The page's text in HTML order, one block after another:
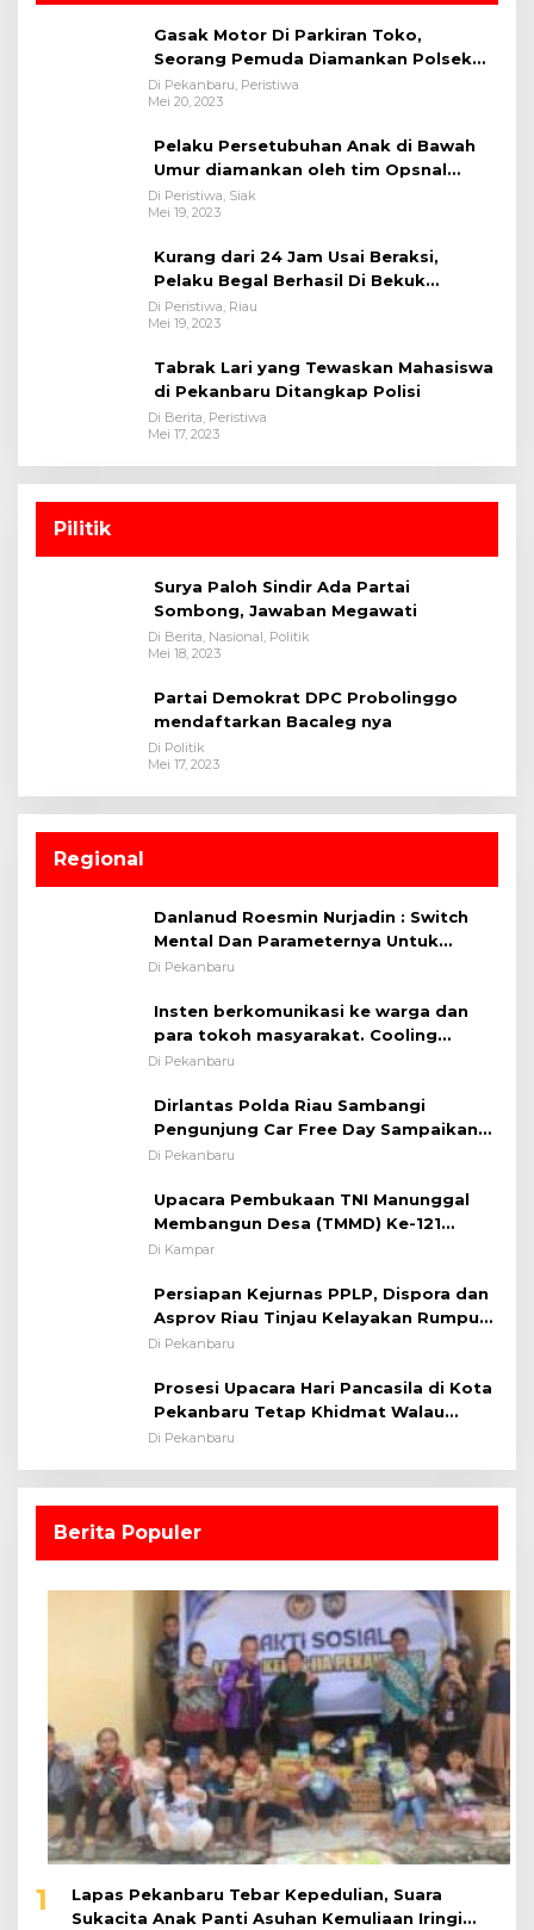
Gasak Motor Di Parkiran Toko,
Seorang Pemuda Diamankan Polsek
Bukit Raya
Di Pekanbaru, Peristiwa
Mei 20, 2023
Pelaku Persetubuhan Anak di Bawah
Umur diamankan oleh tim Opsnal
Polsek Tualang-Polres Siak-Polda Riau
Di Peristiwa, Siak
Mei 19, 2023
Kurang dari 24 Jam Usai Beraksi,
Pelaku Begal Berhasil Di Bekuk
Satreskrim Polres Kuansing
Di Peristiwa, Riau
Mei 19, 2023
Tabrak Lari yang Tewaskan Mahasiswa
di Pekanbaru Ditangkap Polisi
Di Berita, Peristiwa
Mei 17, 2023
Pilitik
Surya Paloh Sindir Ada Partai
Sombong, Jawaban Megawati
Di Berita, Nasional, Politik
Mei 18, 2023
Partai Demokrat DPC Probolinggo
mendaftarkan Bacaleg nya
Di Politik
Mei 17, 2023
Regional
Danlanud Roesmin Nurjadin : Switch
Mental Dan Parameternya Untuk
Melaksanakan ✈
Di Pekanbaru
Insten berkomunikasi ke warga dan
para tokoh masyarakat. Cooling
System OMP LK ²024 Polsek Rumbai,
Pentingnya Memelihara dan Menjaga
Situasi Kondusif
Di Pekanbaru
Dirlantas Polda Riau Sambangi
Pengunjung Car Free Day Sampaikan
Pesan Edukasi Kamtibmas &
Di Pekanbaru
Upacara Pembukaan TNI Manunggal
Membangun Desa (TMMD) Ke-121
Kodim 0313/KPR Tahun 2024) ?
Di Kampar
Persiapan Kejurnas PPLP, Dispora dan
Asprov Riau Tinjau Kelayakan Rumput
Lapangan Sepakbola
Di Pekanbaru
Prosesi Upacara Hari Pancasila di Kota
Pekanbaru Tetap Khidmat Walau
Dalam Ruangan
Di Pekanbaru
Berita Populer
1
Lapas Pekanbaru Tebar Kepedulian, Suara
Sukacita Anak Panti Asuhan Kemuliaan Iringi